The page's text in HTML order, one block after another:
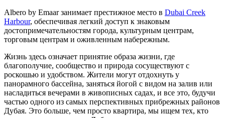
Albero by Emaar занимает престижное место в Dubai Creek
Harbour, обеспечивая легкий доступ к знаковым
достопримечательностям города, культурным центрам,
торговым центрам и оживленным набережным.
Жизнь здесь означает принятие образа жизни, где
благополучие, сообщество и природа сосуществуют с
роскошью и удобством. Жители могут отдохнуть у
панорамного бассейна, заняться йогой с видом на залив или
насладиться вечерами в живописных садах, и все это, будучи
частью одного из самых перспективных прибрежных районов
Дубая. Это больше, чем просто квартира, мы ищем тех, кто